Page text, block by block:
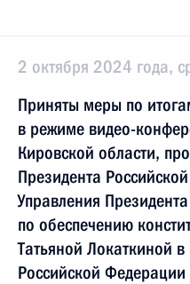
2 октября 2024 года,
Приняты меры по
в режиме видео-
Кировской области,
Президента
Управления
по обеспечению
Татьяной Локаткиной
Российской